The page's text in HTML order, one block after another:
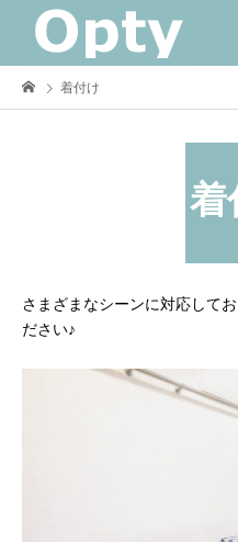
着付け
着
さまざまなシーンに対応して
ださい♪